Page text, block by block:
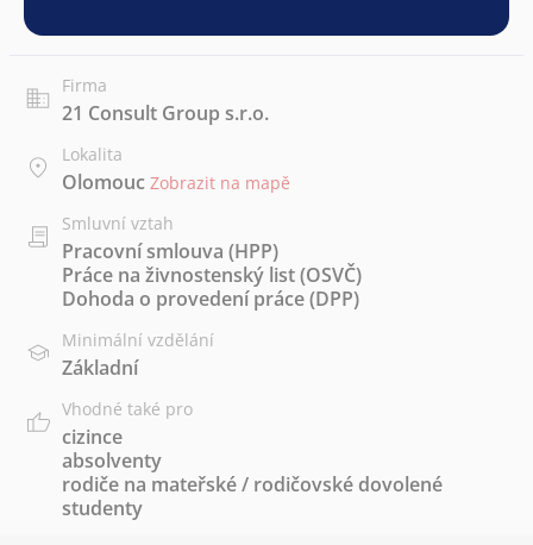
Firma
21 Consult Group s.r.o.
Lokalita
Olomouc Zobrazit na mapě
Smluvní vztah
Pracovní smlouva (HPP)
Práce na živnostenský list (OSVČ)
Dohoda o provedení práce (DPP)
Minimální vzdělání
Základní
Vhodné také pro
cizince
absolventy
rodiče na mateřské / rodičovské dovolené
studenty